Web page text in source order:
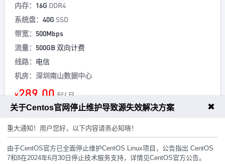
内存： 16G DDR4
系统盘： 40GSSD
带宽： 500Mbps
流量： 500GB 双向计费
线路： 电信
机房：深圳南山数据中心
¥289.00 起/ 月
广东深圳.CVM.D型 库存99
关于Centos官网停止维护导致源失效解决方案 ✖
重大通知！用户您好，以下内容请务必知晓！
由于CentOS官方已全面停止维护CentOS Linux项目，公告指出 CentOS
7和8在2024年6月30日停止技术服务支持，详情见CentOS官方公告。